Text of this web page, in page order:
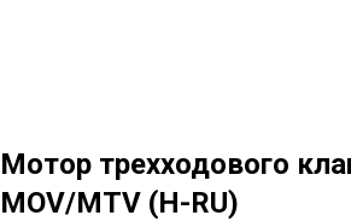
Мотор трехходового
MOV/MTV (H-RU)